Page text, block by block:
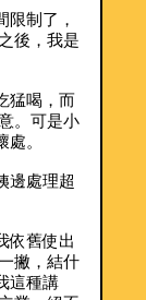
限制了，
後，我是
猛喝，而
。可是小
。
邊處理超
依舊使出
撇，結什
這種講